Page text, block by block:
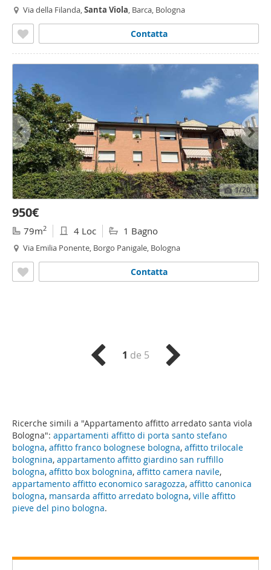
Ricerche simili a "Appartamento affitto arredato santa viola
Bologna": appartamenti affitto di porta santo stefano
bologna, affitto franco bolognese bologna, affitto trilocale
bolognina, appartamento affitto giardino san ruffillo
bologna, affitto box bolognina, affitto camera navile,
appartamento affitto economico saragozza, affitto canonica
bologna, mansarda affitto arredato bologna, ville affitto
pieve del pino bologna.
Via della Filanda,Santa Viola, Barca, Bologna
Contatta
1/20
950€
79m2 4 Loc 1 Bagno
Via Emilia Ponente, Borgo Panigale, Bologna
Contatta
1 de 5